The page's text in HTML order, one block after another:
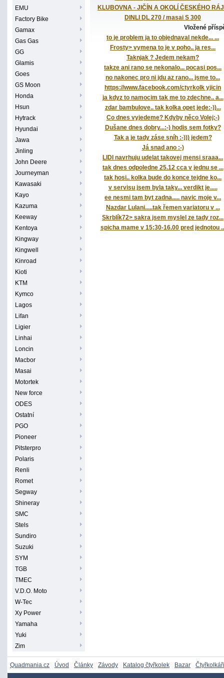
EMU
Factory Bike
Gamax
Gas Gas
GG
Glamis
Goes
GS Moon
Honda
Hsun
Hytrack
Hyundai
Jawa
Jinling
John Deere
Journeyman
Kawasaki
Kayo
Kazuma
Keeway
Kentoya
Kingway
Kingwell
Kinroad
Kioti
KTM
Kymco
Lagos
Lifan
Ligier
Linhai
Loncin
Macbor
Masai
Motortek
New force
ODES
Ostatní
PGO
Pioneer
Pitsterpro
Polaris
Renli
Romet
Segway
Shineray
SMC
Stels
Sundiro
Suzuki
SYM
TGB
TMEC
V.D.O. Moto
W-Tec
Xy Power
Yamaha
Yuki
Zim
KLUBOVNA - JIČÍN A OKOLÍ ČESKÉHO
DINLI DL 270 / masai S 300
Vložené
to je problem ja to objednaval nekde... ...
Frosty> vymena to je v poho.. ja res...
Taknjak ? Jedem nekam?
takze ani rano se nekonalo... pocasi pos...
no nakonec pro ni jdu az rano... jsme to...
https://www.facebook.com/ctyrkolk yjicin
ja kdyz to namocim tak me to zdechne.. a...
zdar bambulove.. tak kolka opet jede:-))...
Co dnes vyjedeme? Kdyby něco Volej;-)
Dušane dnes dobry...:-) hodis sem fotky?
Tak a je tady záse sníh :-))) jedem?
Já snad ano :-)
LIDI navrhuju udelat takovej mensi sraaa...
tak dnes odpoledne 25.12 cca v jednu se ...
tak hosi.. kolka bude do konce tejdne ko...
v servisu jsem byla taky... verdikt je.....
ee nesmi tam byt zadna..... navic moje v...
Nazdar Lulani.....tak řemen variatoru v ...
Skrblík72> sakra jsem myslel ze tady roz...
spicha mame v 15:30-16.00 pred jednotou
Quadmania.cz Úvod Články Závody Katalog čtyřkolek Bazar Čtyřkolkáři